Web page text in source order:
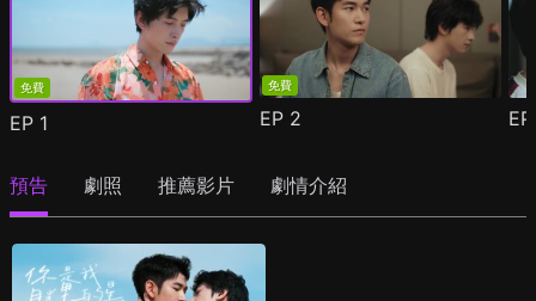
免費
EP 1
免費
EP 2
預告 劇照 推薦影片 劇情介紹